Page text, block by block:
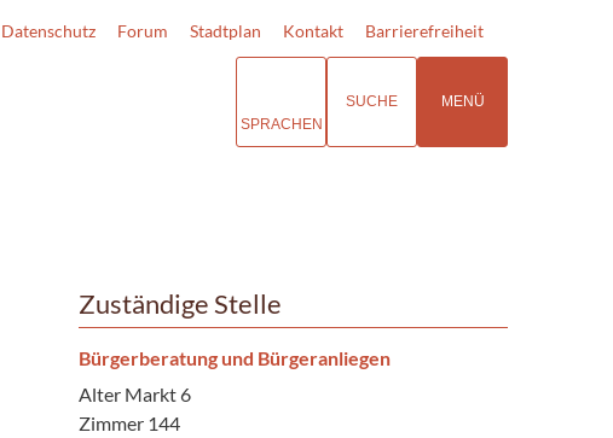
Datenschutz Forum Stadtplan Kontakt Barrierefreiheit
SPRACHEN
SUCHE MENÜ
Zuständige Stelle
Bürgerberatung und Bürgeranliegen
Alter Markt 6
Zimmer 144